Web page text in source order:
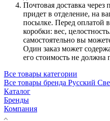
Почтовая доставка через
придет в отделение, на
посылке. Перед оплатой
коробки: вес,
самостоятельно вы
Один заказ может
его стоимость не должна
Все товары категории
Все товары бренда Русский
Каталог
Бренды
Компания